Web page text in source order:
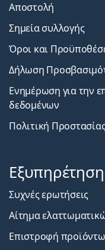
Αποστολή
Σημεία συλλογής
Όροι και
Δήλωση
Ενημέρωση για την
δεδομένων
Πολιτική
Συχνές ερωτήσεις
Αίτημα
Επιστροφή